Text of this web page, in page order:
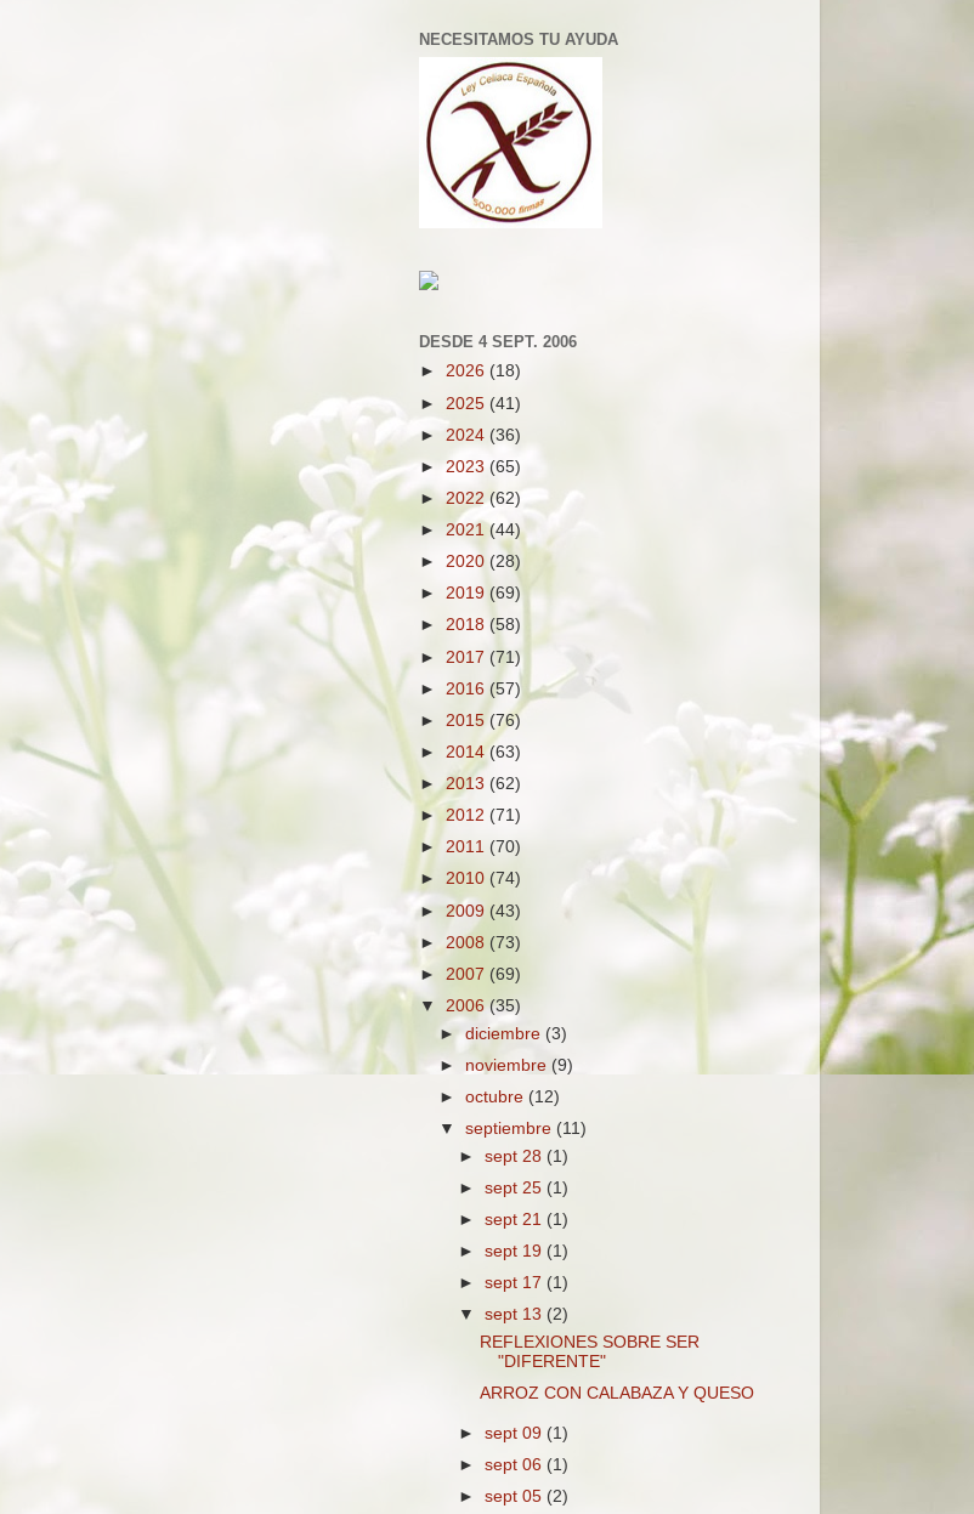
NECESITAMOS TU AYUDA
DESDE 4 SEPT. 2006
► 2026 (18)
► 2025 (41)
► 2024 (36)
► 2023 (65)
► 2022(62)
► 2021 (44)
► 2020 (28)
► 2019 (69)
► 2018 (58)
► 2017 (71)
► 2016 (57)
► 2015 (76)
► 2014(63)
►2013 (62)
► 2012 (71)
► 2011 (70)
► 2010 (74)
► 2009 (43)
► 2008 (73)
► 2007 (69)
▼ 2006(35)
►diciembre (3)
► noviembre (9)
►octubre (12)
▼septiembre (11)
►sept 28 (1)
►sept 25 (1)
►sept 21 (1)
►sept 19 (1)
►sept 17 (1)
▼sept 13 (2)
REFLEXIONES SOBRE SER
"DIFERENTE"
ARROZ CON CALABAZA Y QUESO
►sept 09 (1)
►sept 06 (1)
►sept 05 (2)